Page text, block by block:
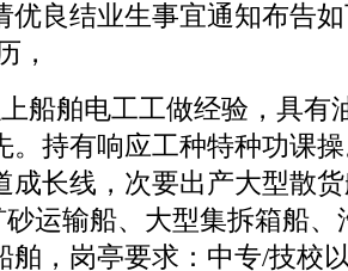
优良结业生事宜通知布告
，
舶电工工做经验，具有
。持有响应工种特种功课
成长线，次要出产大型散
运输船、大型集拆箱船、
舶，岗亭要求：中专/技校